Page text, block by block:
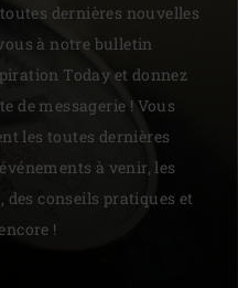
dernières nouvelles
à notre bulletin
Today et donnez
de messagerie ! Vous
les toutes dernières
à venir, les
des conseils pratiques et
!